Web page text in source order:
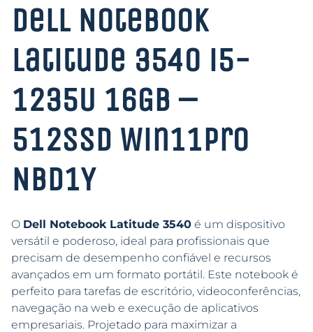
Dell Notebook
Latitude 3540 i5-
1235U 16GB –
512SSD Win11Pro
NBD1Y
O Dell Notebook Latitude 3540 é um dispositivo
versátil e poderoso, ideal para profissionais que
precisam de desempenho confiável e recursos
avançados em um formato portátil. Este notebook é
perfeito para tarefas de escritório, videoconferências,
navegação na web e execução de aplicativos
empresariais. Projetado para maximizar a